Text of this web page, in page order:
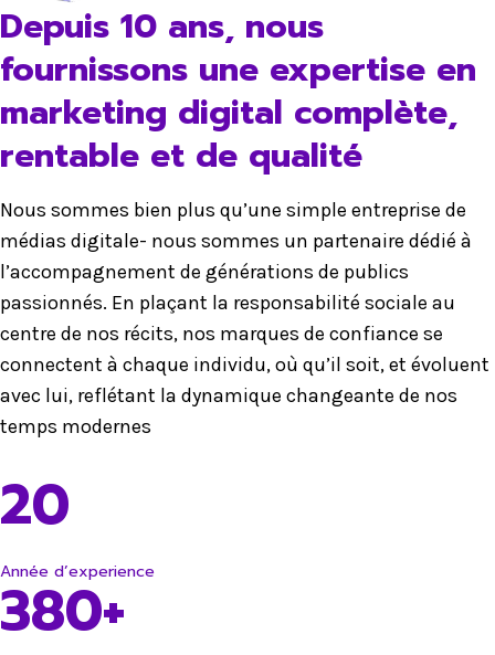
Depuis 10 ans, nous
fournissons une expertise en
marketing digital complète,
rentable et de qualité
Nous sommes bien plus qu’une simple entreprise de
médias digitale- nous sommes un partenaire dédié à
l’accompagnement de générations de publics
passionnés. En plaçant la responsabilité sociale au
centre de nos récits, nos marques de confiance se
connectent à chaque individu, où qu’il soit, et évoluent
avec lui, reflétant la dynamique changeante de nos
temps modernes
20
Année d’experience
380+